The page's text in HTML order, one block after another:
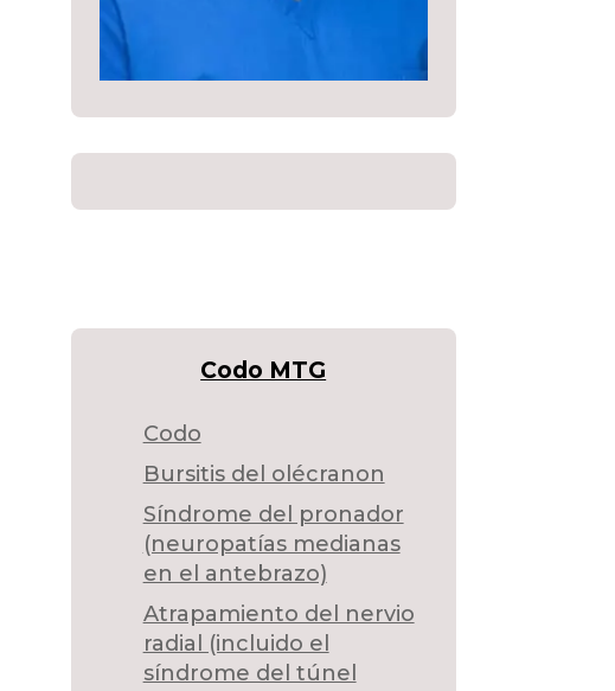
Codo MTG
Codo
Bursitis del olécranon
Síndrome del pronador
(neuropatías medianas
en el antebrazo)
Atrapamiento del nervio
radial (incluido el
síndrome del túnel